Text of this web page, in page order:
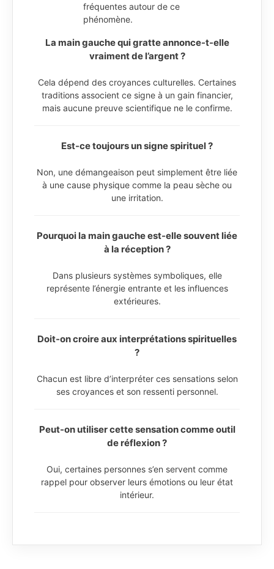
fréquentes autour de ce
phénomène.
La main gauche qui gratte annonce-t-elle
vraiment de l’argent ?
Cela dépend des croyances culturelles. Certaines
traditions associent ce signe à un gain financier,
mais aucune preuve scientifique ne le confirme.
Est-ce toujours un signe spirituel ?
Non, une démangeaison peut simplement être liée
à une cause physique comme la peau sèche ou
une irritation.
Pourquoi la main gauche est-elle souvent liée
à la réception ?
Dans plusieurs systèmes symboliques, elle
représente l’énergie entrante et les influences
extérieures.
Doit-on croire aux interprétations spirituelles
?
Chacun est libre d’interpréter ces sensations selon
ses croyances et son ressenti personnel.
Peut-on utiliser cette sensation comme outil
de réflexion ?
Oui, certaines personnes s’en servent comme
rappel pour observer leurs émotions ou leur état
intérieur.